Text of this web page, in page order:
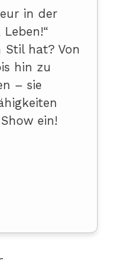
in der
Stil hat? Von
hin zu
– sie
ein!